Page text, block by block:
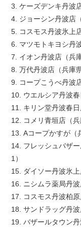
3. ケーズデンキ丹波
4. ジョーシン丹波店
5. コスモス丹波氷上
6. マツモトキヨシ丹
7. イオン丹波店（兵
8. 万代丹波店（兵庫
9. コープこうべ丹波
10. ウエルシア丹波
11. キリン堂丹波春
12. コメリ青垣店（
13. Aコープかすが（
14. フレッシュバザ
1）
15. ダイソー丹波氷
16. ニシムラ薬局丹
17. コスモス丹波柏
18. サンドラッグ丹
19. バザールタウン